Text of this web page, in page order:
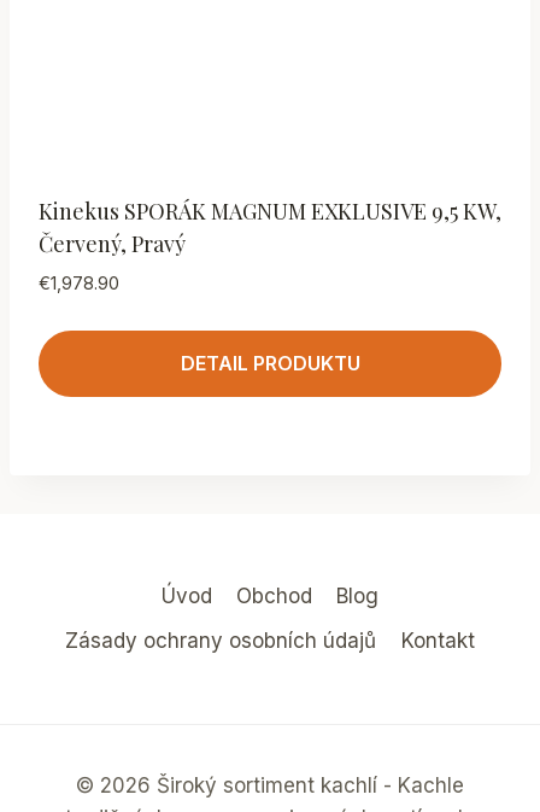
Kinekus SPORÁK MAGNUM EXKLUSIVE 9,5 KW,
Červený, Pravý
€1,978.90
DETAIL PRODUKTU
Úvod Obchod
Blog
Zásady ochrany osobních údajů
Kontakt
© 2026 Široký sortiment kachlí - Kachle